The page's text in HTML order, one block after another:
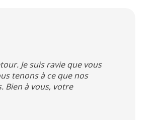
Je suis ravie que vous
tenons à ce que nos
Bien à vous, votre